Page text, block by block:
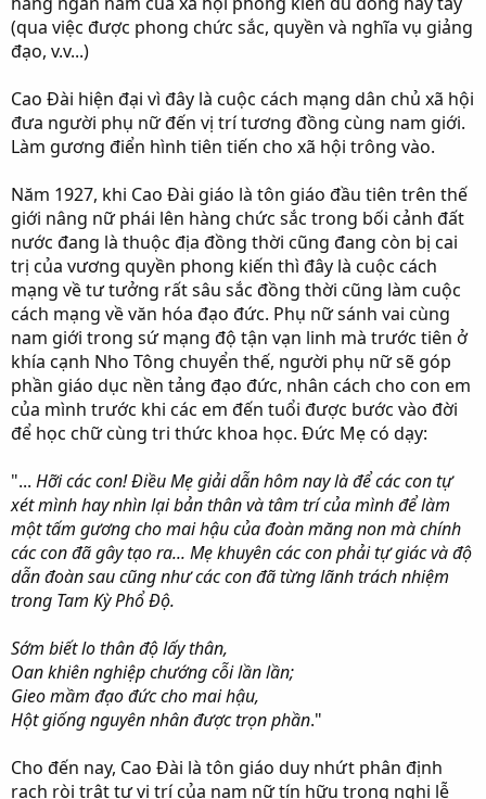
(qua việc được phong chức sắc, quyền và nghĩa vụ giảng
đạo, v.v...)
Cao Đài hiện đại vì đây là cuộc cách mạng dân chủ xã hội
đưa người phụ nữ đến vị trí tương đồng cùng nam giới.
Làm gương điển hình tiên tiến cho xã hội trông vào.
Năm 1927, khi Cao Đài giáo là tôn giáo đầu tiên trên thế
giới nâng nữ phái lên hàng chức sắc trong bối cảnh đất
nước đang là thuộc địa đồng thời cũng đang còn bị cai
trị của vương quyền phong kiến thì đây là cuộc cách
mạng về tư tưởng rất sâu sắc đồng thời cũng làm cuộc
cách mạng về văn hóa đạo đức. Phụ nữ sánh vai cùng
nam giới trong sứ mạng độ tận vạn linh mà trước tiên ở
khía cạnh Nho Tông chuyển thế, người phụ nữ sẽ góp
phần giáo dục nền tảng đạo đức, nhân cách cho con em
của mình trước khi các em đến tuổi được bước vào đời
để học chữ cùng tri thức khoa học. Đức Mẹ có dạy:
"... Hỡi các con! Điều Mẹ giải dẫn hôm nay là để các con tự
xét mình hay nhìn lại bản thân và tâm trí của mình để làm
một tấm gương cho mai hậu của đoàn măng non mà chính
các con đã gây tạo ra... Mẹ khuyên các con phải tự giác và độ
dẫn đoàn sau cũng như các con đã từng lãnh trách nhiệm
trong Tam Kỳ Phổ Độ.
Sớm biết lo thân độ lấy thân,
Oan khiên nghiệp chướng cỗi lần lần;
Gieo mầm đạo đức cho mai hậu,
Hột giống nguyên nhân được trọn phần."
Cho đến nay, Cao Đài là tôn giáo duy nhứt phân định
rạch ròi trật tự vị trí của nam nữ tín hữu trong nghi lễ